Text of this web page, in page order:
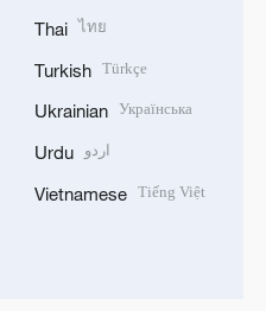
Thai ไทย
Turkish Türkçe
Ukrainian Українська
Urdu اردو
Vietnamese Tiếng Việt